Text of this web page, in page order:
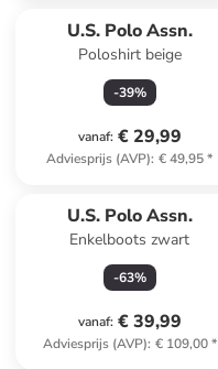
U.S. Polo Assn.
Poloshirt beige
-39%
vanaf: € 29,99
Adviesprijs (AVP): € 49,95*
U.S. Polo Assn.
Enkelboots zwart
-63%
vanaf: € 39,99
Adviesprijs (AVP): € 109,00*